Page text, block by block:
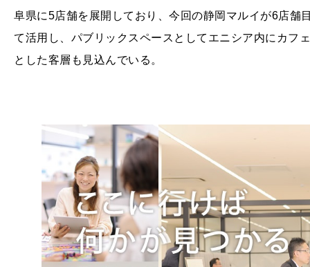
阜県に5店舗を展開しており、今回の静岡マルイが6店舗
て活用し、パブリックスペースとしてエニシア内にカフ
とした客層も見込んでいる。